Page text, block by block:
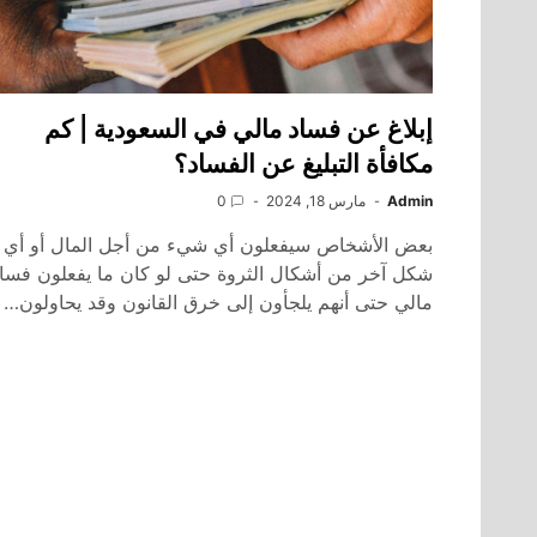
إبلاغ عن فساد مالي في السعودية | كم
مكافأة التبليغ عن الفساد؟
Admin مارس 18, 2024 0
بعض الأشخاص سيفعلون أي شيء من أجل المال أو أي
شكل آخر من أشكال الثروة حتى لو كان ما يفعلون
مالي حتى أنهم يلجأون إلى خرق القانون وقد يحاولون…